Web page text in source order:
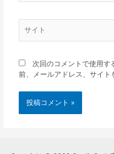
次回のコメントで使用す
前、メールアドレス、サイト